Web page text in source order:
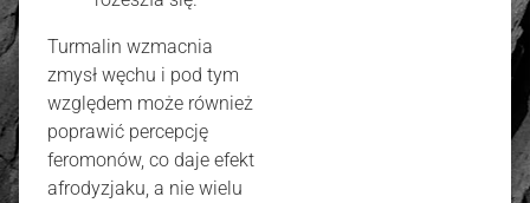
Turmalin wzmacnia
zmysł węchu i pod tym
względem może również
poprawić percepcję
feromonów, co daje efekt
afrodyzjaku, a nie wielu